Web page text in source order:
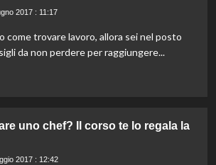
2017 : 11:17
come trovare lavoro, allora sei nel posto
da non perdere per raggiungere...
uno chef? Il corso te lo regala la
2017 : 12:42